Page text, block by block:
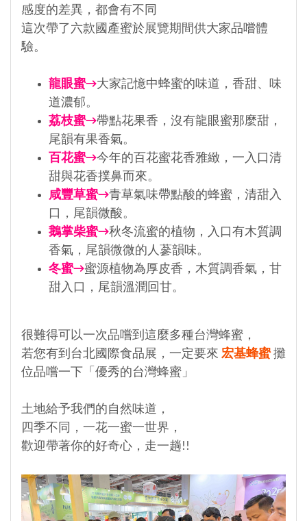
感度的差異，都會有不同
這次帶了六款國產蜜於展覽期間供大家品嚐體
驗。
龍眼蜜→大家記憶中蜂蜜的味道，香甜、味
道濃郁。
荔枝蜜→帶點花果香，沒有龍眼蜜那麼甜，
尾韻有果香氣。
百花蜜→今年的百花蜜花香雅緻，一入口清
甜與花香撲鼻而來。
咸豐草蜜→青草氣味帶點酸的蜂蜜，清甜入
口，尾韻微酸。
鵝掌柴蜜→秋冬流蜜的植物，入口有木質調
香氣，尾韻微微的人蔘韻味。
冬蜜→蜜源植物為厚皮香，木質調香氣，甘
甜入口，尾韻溫潤回甘。
很難得可以一次品嚐到這麼多種台灣蜂蜜，
若您有到台北國際食品展，一定要來 宏基蜂蜜攤
位品嚐一下「優秀的台灣蜂蜜」
土地給予我們的自然味道，
四季不同，一花一蜜一世界，
歡迎帶著你的好奇心，走一趟!!